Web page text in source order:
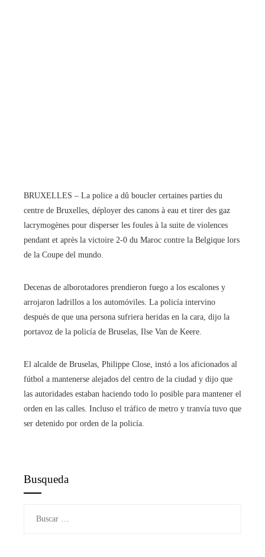
BRUXELLES – La police a dû boucler certaines parties du
centre de Bruxelles, déployer des canons à eau et tirer des gaz
lacrymogènes pour disperser les foules à la suite de violences
pendant et après la victoire 2-0 du Maroc contre la Belgique lors
de la Coupe del mundo.
Decenas de alborotadores prendieron fuego a los escalones y
arrojaron ladrillos a los automóviles. La policía intervino
después de que una persona sufriera heridas en la cara, dijo la
portavoz de la policía de Bruselas, Ilse Van de Keere.
El alcalde de Bruselas, Philippe Close, instó a los aficionados al
fútbol a mantenerse alejados del centro de la ciudad y dijo que
las autoridades estaban haciendo todo lo posible para mantener el
orden en las calles. Incluso el tráfico de metro y tranvía tuvo que
ser detenido por orden de la policía.
Busqueda